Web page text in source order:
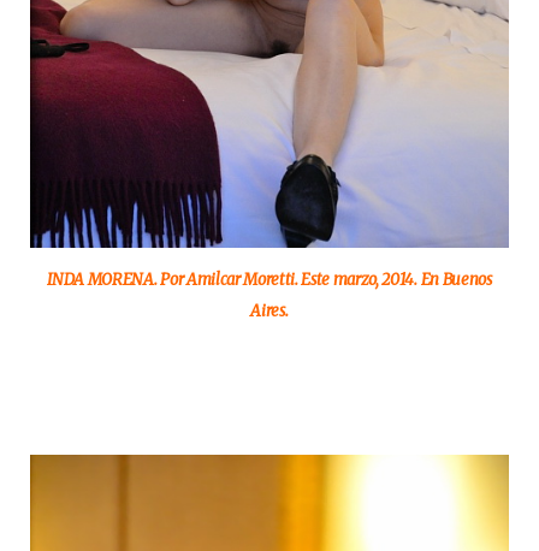
INDA MORENA. Por Amilcar Moretti. Este marzo, 2014. En Buenos
Aires.